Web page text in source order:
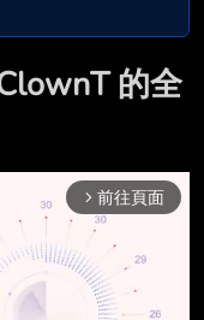
的全
arrow_forward_ios 前往頁面